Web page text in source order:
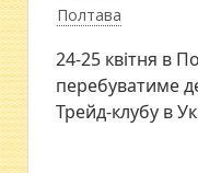
Полтава
24-25 квітня в
перебуватиме
Трейд-клубу в